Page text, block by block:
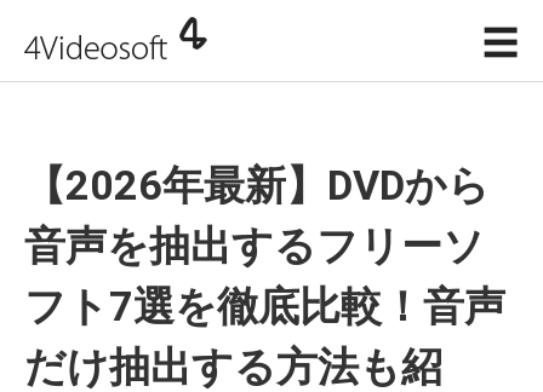
☰
【2026年最新】DVDから
音声を抽出するフリーソ
フト7選を徹底比較！音声
だけ抽出する方法も紹